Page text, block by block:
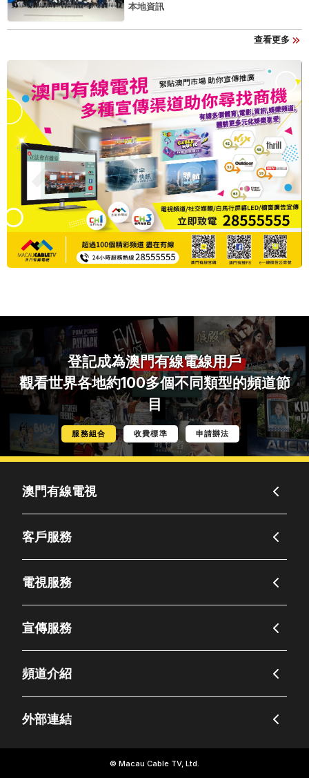
本地資訊
查看更多
登記成為澳門有線電線用戶
觀看世界各地約100多個不同類型的頻道節
目
服務組合 收費標準 申請辦法
澳門有線電視
客戶服務
電視服務
宣傳服務
頻道介紹
外部連結
© Macau Cable TV, Ltd.